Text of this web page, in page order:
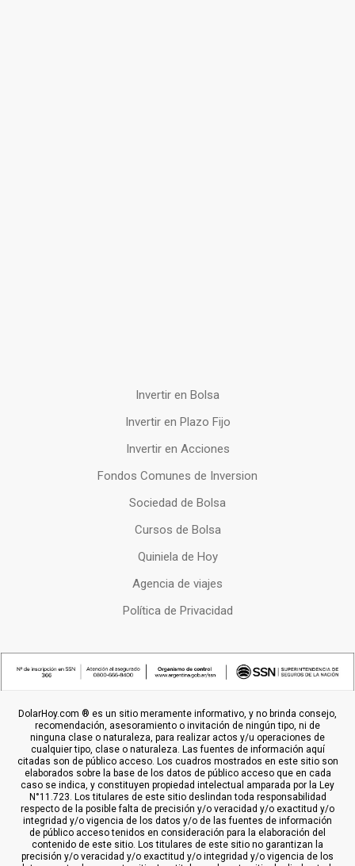
Invertir en Bolsa
Invertir en Plazo Fijo
Invertir en Acciones
Fondos Comunes de Inversion
Sociedad de Bolsa
Cursos de Bolsa
Quiniela de Hoy
Agencia de viajes
Política de Privacidad
DolarHoy.com ® es un sitio meramente informativo, y no brinda consejo,
recomendación, asesoramiento o invitación de ningún tipo, ni de
ninguna clase o naturaleza, para realizar actos y/u operaciones de
cualquier tipo, clase o naturaleza. Las fuentes de información aquí
citadas son de público acceso. Los cuadros mostrados en este sitio son
elaborados sobre la base de los datos de público acceso que en cada
caso se indica, y constituyen propiedad intelectual amparada por la Ley
N°11.723. Los titulares de este sitio deslindan toda responsabilidad
respecto de la posible falta de precisión y/o veracidad y/o exactitud y/o
integridad y/o vigencia de los datos y/o de las fuentes de información
de público acceso tenidos en consideración para la elaboración del
contenido de este sitio. Los titulares de este sitio no garantizan la
precisión y/o veracidad y/o exactitud y/o integridad y/o vigencia de los